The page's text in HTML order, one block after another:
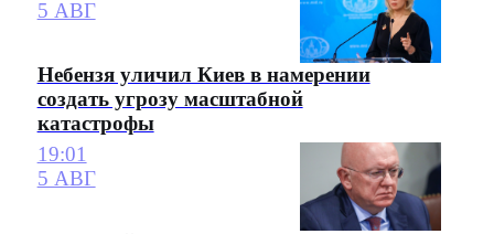
5 АВГ
Небензя уличил Киев в намерении
создать угрозу масштабной
катастрофы
19:01
5 АВГ